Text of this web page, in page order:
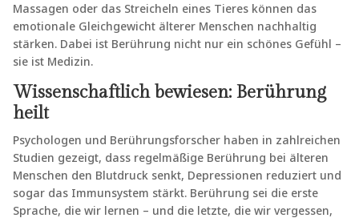
Massagen oder das Streicheln eines Tieres können das
emotionale Gleichgewicht älterer Menschen nachhaltig
stärken. Dabei ist Berührung nicht nur ein schönes Gefühl –
sie ist Medizin.
Wissenschaftlich bewiesen: Berührung
heilt
Psychologen und Berührungsforscher haben in zahlreichen
Studien gezeigt, dass regelmäßige Berührung bei älteren
Menschen den Blutdruck senkt, Depressionen reduziert und
sogar das Immunsystem stärkt. Berührung sei die erste
Sprache, die wir lernen – und die letzte, die wir vergessen,